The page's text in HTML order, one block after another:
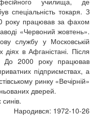
спеціальність токаря. З
року працював за фахом
«Червоний жовтень».
службу у Московській
діях в Афганістані. Після
До 2000 року працював
підприємствах, а
ринку «Вечірній»
дверей.
Народився: 1972-10-26